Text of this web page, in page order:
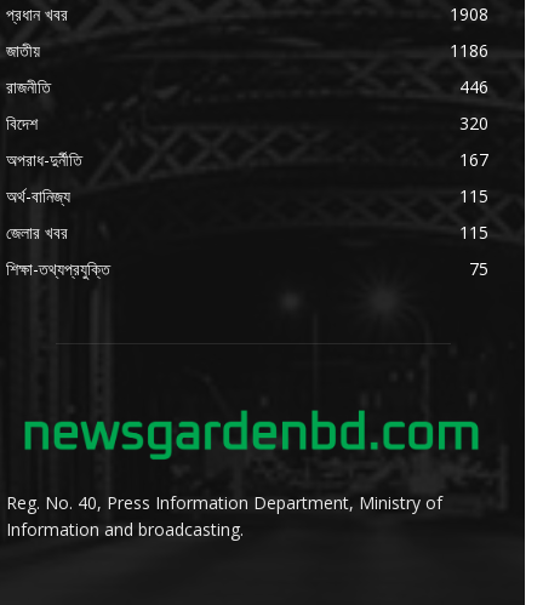
প্রধান খবর
1908
জাতীয়
1186
রাজনীতি
446
বিদেশ
320
অপরাধ-দুর্নীতি
167
অর্থ-বানিজ্য
115
জেলার খবর
115
শিক্ষা-তথ্যপ্রযুক্তি
75
Reg. No. 40, Press Information Department, Ministry of
Information and broadcasting.